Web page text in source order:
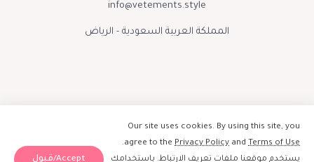
info@vetements.style
المملكة العربية السعودية - الرياض
Our site uses cookies. By using this site, you
agree to the Privacy Policy and Terms of Use
.
يستخدم موقعنا ملفات تعريف الارتباط. باستخدامك
Accept/قبول